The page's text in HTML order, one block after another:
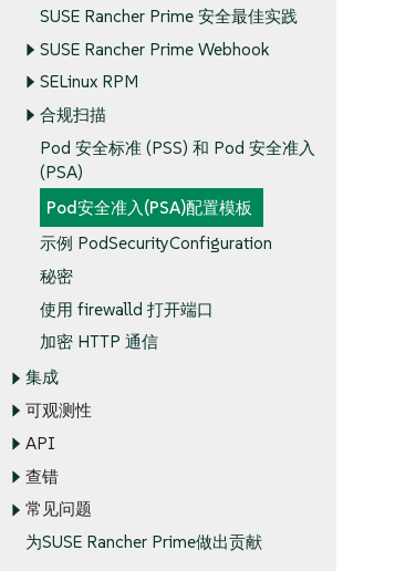
SUSE Rancher Prime 安全最佳实践
SUSE Rancher Prime Webhook
SELinux RPM
合规扫描
Pod 安全标准 (PSS) 和 Pod 安全准入
(PSA)
Pod安全准入(PSA)配置模板
示例 PodSecurityConfiguration
秘密
使用 firewalld 打开端口
加密 HTTP 通信
集成
可观测性
API
查错
常见问题
为SUSE Rancher Prime做出贡献